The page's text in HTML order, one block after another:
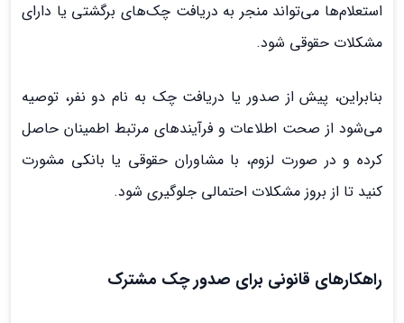
استعلام‌ها می‌تواند منجر به دریافت چک‌های برگشتی یا دارای
مشکلات حقوقی شود.
بنابراین، پیش از صدور یا دریافت چک به نام دو نفر، توصیه
می‌شود از صحت اطلاعات و فرآیندهای مرتبط اطمینان حاصل
کرده و در صورت لزوم، با مشاوران حقوقی یا بانکی مشورت
کنید تا از بروز مشکلات احتمالی جلوگیری شود.
راهکارهای قانونی برای صدور چک مشترک